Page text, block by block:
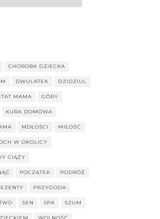
CHOROBA DZIECKA
DWULATEK DZIDZIUL
MAMA GÓRY
KURA DOMOWA
MDŁOŚCI MIŁOŚĆ
W OKOLICY
CIĄŻY
POCZĄTEK PODRÓŻ
PRZYGODA
SEN SPA SZUM